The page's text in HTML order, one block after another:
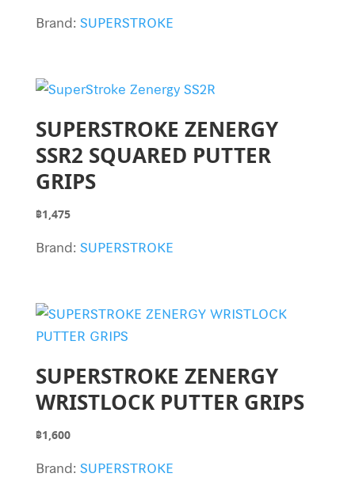
Brand: SUPERSTROKE
SUPERSTROKE ZENERGY
SSR2 SQUARED PUTTER
GRIPS
฿1,475
Brand: SUPERSTROKE
SUPERSTROKE ZENERGY
WRISTLOCK PUTTER GRIPS
฿1,600
Brand: SUPERSTROKE